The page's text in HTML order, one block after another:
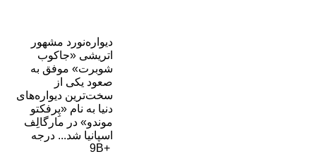
دیواره‌نورد مشهور
اتریشی «جاکوب
شوبرت» موفق به
صعود یکی از
سخت‌ترین دیواره‌های
دنیا به نام «پِرفکتو
موندو» در مارگالِف
اسپانیا شد... درجه
9B+